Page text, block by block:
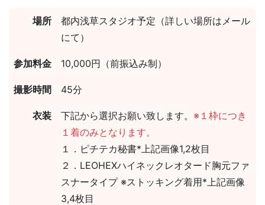
場所
都内浅草スタジオ予定（詳しい場所はメール
にて）
参加料金 10,000円（前振込み制）
撮影時間 45分
衣装 下記から選択お願い致します。 ※１枠につき
１着のみとなります。
１．ピチテカ秘書*上記画像1,2枚目
２．LEOHEXハイネックレオタード胸元ファ
スナータイプ ※ストッキング着用*上記画像
3,4枚目